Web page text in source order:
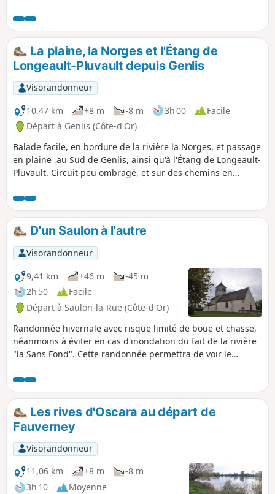
commun.
La plaine, la Norges et l'Étang de
Longeault-Pluvault depuis Genlis
Visorandonneur
10,47 km
+8 m -8 m 3h 00
Facile
Départ à Genlis (Côte-d'Or)
Balade facile, en bordure de la rivière la Norges, et passage
en plaine ,au Sud de Genlis, ainsi qu'à l'Étang de Longeault-
Pluvault. Circuit peu ombragé, et sur des chemins en
D'un Saulon à l'autre
Visorandonneur
9,41 km
+46 m
-45 m
2h 50
Facile
Départ à Saulon-la-Rue (Côte-d'Or)
Randonnée hivernale avec risque limité de boue et chasse,
néanmoins à éviter en cas d'inondation du fait de la rivière
"la Sans Fond". Cette randonnée permettra de voir le
avec ses 2 tourelles, et de longer une partie de la rivière "la
Sans Fond" avec le moulin de Saulon-la-Chapelle. Problème
de propriété privée, modification d'itinéraire en cours
d'étudeLes rives d'Oscara au départ de
Fauverney
Visorandonneur
11,06 km
+8 m
-8 m
3h 10
Moyenne